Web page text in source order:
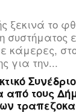
ξεκινά το
συστήματος
κάμερες,
για την...
από τους